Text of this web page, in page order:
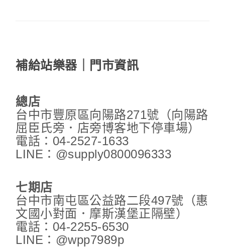
補給站樂器｜門市資訊
總店
台中市豐原區向陽路271號（向陽路
屈臣氏旁．店旁博客地下停車場）
電話：04-2527-1633
LINE：@supply0800096333
七期店
台中市南屯區公益路二段497號（惠
文國小對面．摩斯漢堡正隔壁）
電話：04-2255-6530
LINE：@wpp7989p